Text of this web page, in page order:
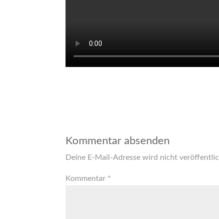
Kommentar absenden
Deine E-Mail-Adresse wird nicht
Kommentar *